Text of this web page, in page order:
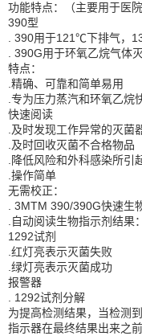
功能特点：（主要用于医
390型
. 390用于121℃下排气，
. 390G用于环氧乙烷气体
特点：
.精确、可靠和简单易用
.专为压力蒸汽和环氧乙烷
快速阅读
.及时发现工作异常的灭菌
.及时回收灭菌不合格物品
.降低风险和外科感染所引
.操作简单
无需校正：
. 3MTM 390/390G快速生
.自动阅读生物指示剂结果：
1292试剂
.红灯亮表示灭菌失败
.绿灯亮表示灭菌成功
报警器
. 1292试剂分解
为提高检测结果，当检测
指示器在最终结果出来之